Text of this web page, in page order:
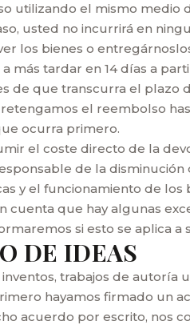
utilizando el mismo medio
usted no incurrirá en
los bienes o
más tardar en 14 días a
de que transcurra el plazo
el reembolso
ocurra primero.
el coste directo de la
de la
y el funcionamiento de los
cuenta que hay algunas
si esto se aplica a
DE IDEAS
inventos, trabajos de
hayamos firmado un
acuerdo por escrito, nos